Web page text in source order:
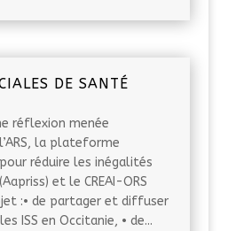
DE SANTÉ
réflexion menée
la plateforme
réduire les inégalités
et le CREAI-ORS
:• de partager et diffuser
ISS en Occitanie, • de...